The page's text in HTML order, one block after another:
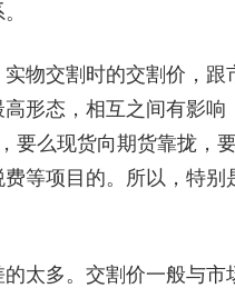
交割时的交割价，跟
形态，相互之间有影
要么现货向期货靠拢，
等项目的。所以，特
多。交割价一般与市